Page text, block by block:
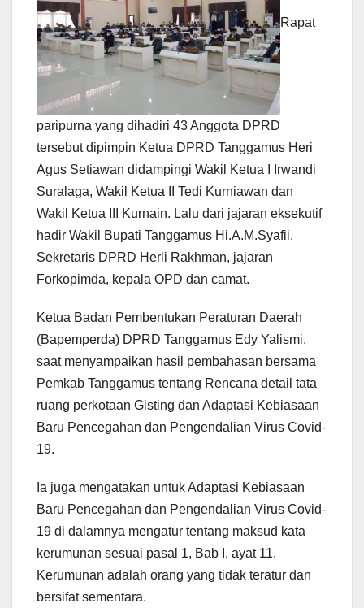
Rapat
paripurna yang dihadiri 43 Anggota DPRD
tersebut dipimpin Ketua DPRD Tanggamus Heri
Agus Setiawan didampingi Wakil Ketua I Irwandi
Suralaga, Wakil Ketua II Tedi Kurniawan dan
Wakil Ketua III Kurnain. Lalu dari jajaran eksekutif
hadir Wakil Bupati Tanggamus Hi.A.M.Syafii,
Sekretaris DPRD Herli Rakhman, jajaran
Forkopimda, kepala OPD dan camat.
Ketua Badan Pembentukan Peraturan Daerah
(Bapemperda) DPRD Tanggamus Edy Yalismi,
saat menyampaikan hasil pembahasan bersama
Pemkab Tanggamus tentang Rencana detail tata
ruang perkotaan Gisting dan Adaptasi Kebiasaan
Baru Pencegahan dan Pengendalian Virus Covid-
19.
Ia juga mengatakan untuk Adaptasi Kebiasaan
Baru Pencegahan dan Pengendalian Virus Covid-
19 di dalamnya mengatur tentang maksud kata
kerumunan sesuai pasal 1, Bab I, ayat 11.
Kerumunan adalah orang yang tidak teratur dan
bersifat sementara.